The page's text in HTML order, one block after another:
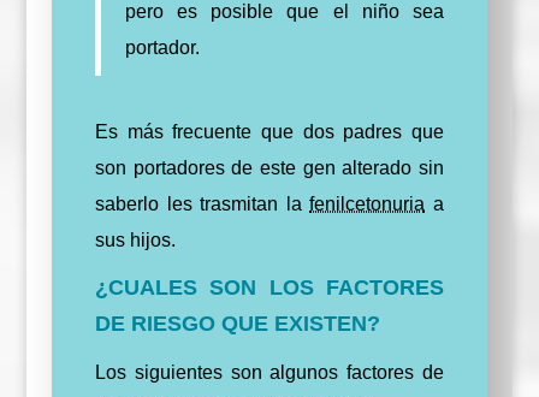
pero es posible que el niño sea
portador.
Es más frecuente que dos padres que
son portadores de este gen alterado sin
saberlo les trasmitan lafenilcetonuria a
sus hijos.
¿CUALES SON LOS FACTORES
DE RIESGO QUE EXISTEN?
Los siguientes son algunos factores de